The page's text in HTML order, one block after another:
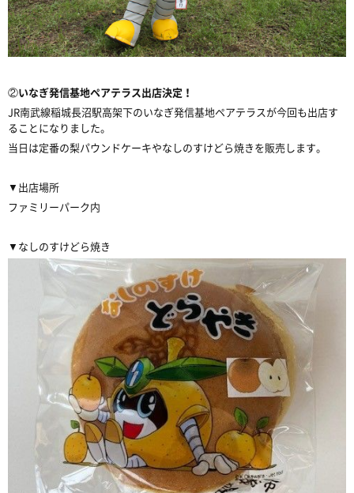
②いなぎ発信基地ペアテラス出店決定！
JR南武線稲城長沼駅高架下のいなぎ発信基地ペアテラスが今回も出店す
ることになりました。
当日は定番の梨パウンドケーキやなしのすけどら焼きを販売します。
▼出店場所
ファミリーパーク内
▼なしのすけどら焼き